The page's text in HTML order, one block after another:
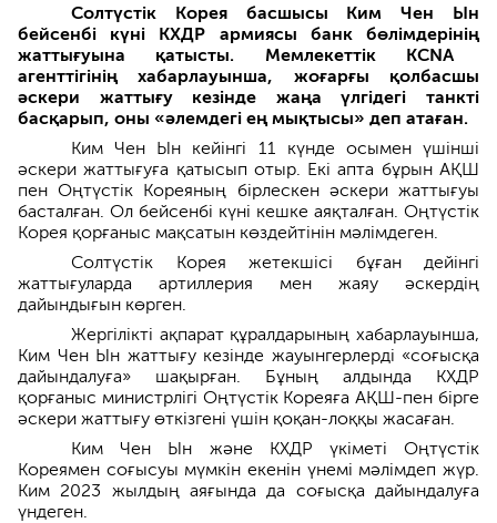
Солтүстік Корея басшысы Ким Чен Ын
бейсенбі күні КХДР армиясы банк бөлімдерінің
жаттығуына қатысты. Мемлекеттік KCNA
агенттігінің хабарлауынша, жоғарғы қолбасшы
әскери жаттығу кезінде жаңаүлгідегі танкті
басқарып, оны «әлемдегі ең мықтысы» деп атаған.
Ким Чен Ын кейінгі 11 күнде осымен үшінші
әскери жаттығуға қатысып отыр. Екі апта бұрын АҚШ
пен Оңтүстік Кореяның бірлескен әскери жаттығуы
басталған. Ол бейсенбі күні кешке аяқталған. Оңтүстік
Корея қорғаныс мақсатын көздейтінін мәлімдеген.
Солтүстік Корея жетекшісі бұған дейінгі
жаттығуларда артиллерия мен жаяу әскердің
дайындығын көрген.
Жергілікті ақпарат құралдарының хабарлауынша,
Ким Чен Ын жаттығу кезінде жауынгерлерді «соғысқа
дайындалуға» шақырған. Бұның алдында КХДР
қорғаныс министрлігі Оңтүстік Кореяға АҚШ-пен бірге
әскери жаттығу өткізгені үшін қоқан-лоққы жасаған.
Ким Чен Ын және КХДР үкіметі Оңтүстік
Кореямен соғысуы мүмкін екенін үнемі мәлімдеп жүр.
Ким 2023 жылдың аяғында да соғысқа дайындалуға
үндеген.